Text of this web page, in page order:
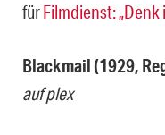
fürFilmdienst:
Blackmail (1929,
auf plex